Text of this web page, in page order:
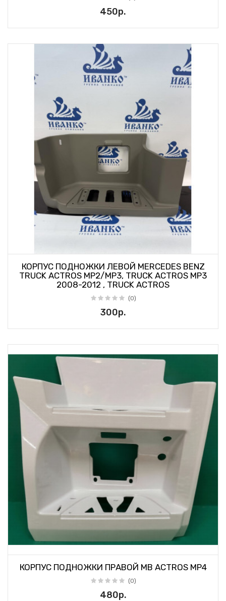
450р.
КОРПУС ПОДНОЖКИ ЛЕВОЙ MERCEDES BENZ
TRUCK ACTROS MP2/MP3, TRUCK ACTROS MP3
2008-2012 , TRUCK ACTROS
(0)
300р.
КОРПУС ПОДНОЖКИ ПРАВОЙ MB ACTROS MP4
(0)
480р.